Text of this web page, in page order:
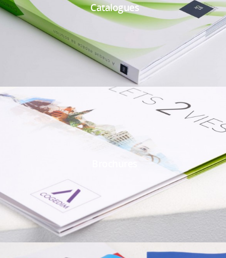
Catalogues